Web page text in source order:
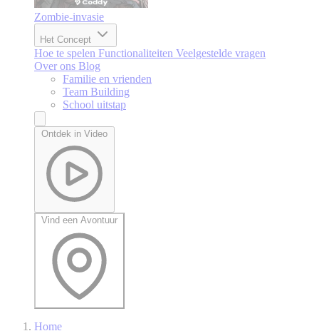
Zombie-invasie
Het Concept
Hoe te spelen Functionaliteiten Veelgestelde vragen
Over ons Blog
Familie en vrienden
Team Building
School uitstap
Ontdek in Video
Vind een Avontuur
Home